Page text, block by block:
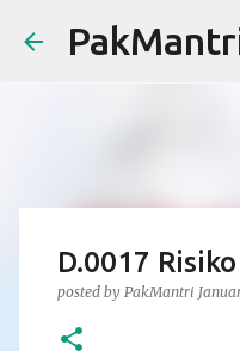
D.0017
posted by PakMantri